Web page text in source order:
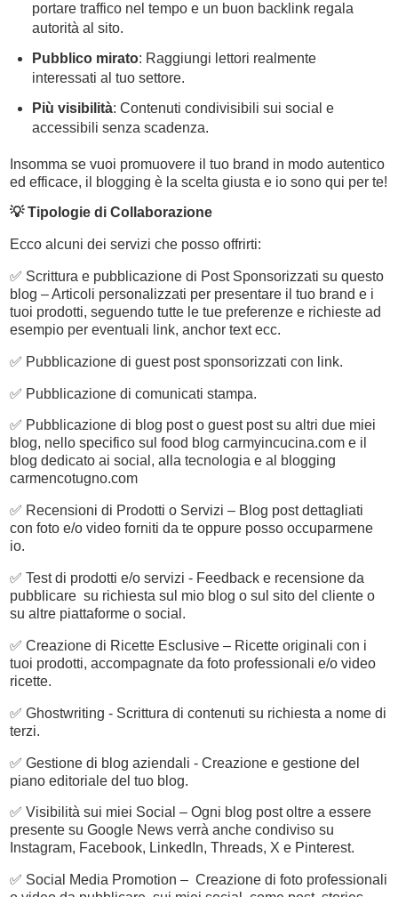
portare traffico nel tempo e un buon backlink regala
autorità al sito.
Pubblico mirato: Raggiungi lettori realmente
interessati al tuo settore.
Più visibilità: Contenuti condivisibili sui social e
accessibili senza scadenza.
Insomma se vuoi promuovere il tuo brand in modo autentico
ed efficace, il blogging è la scelta giusta e io sono qui per te!
💡 Tipologie di Collaborazione
Ecco alcuni dei servizi che posso offrirti:
✅ Scrittura e pubblicazione di Post Sponsorizzati su questo
blog – Articoli personalizzati per presentare il tuo brand e i
tuoi prodotti, seguendo tutte le tue preferenze e richieste ad
esempio per eventuali link, anchor text ecc.
✅ Pubblicazione di guest post sponsorizzati con link.
✅ Pubblicazione di comunicati stampa.
✅ Pubblicazione di blog post o guest post su altri due miei
blog, nello specifico sul food blog carmyincucina.com e il
blog dedicato ai social, alla tecnologia e al blogging
carmencotugno.com
✅ Recensioni di Prodotti o Servizi – Blog post dettagliati
con foto e/o video forniti da te oppure posso occuparmene
io.
✅ Test di prodotti e/o servizi - Feedback e recensione da
pubblicare su richiesta sul mio blog o sul sito del cliente o
su altre piattaforme o social.
✅ Creazione di Ricette Esclusive – Ricette originali con i
tuoi prodotti, accompagnate da foto professionali e/o video
ricette.
✅ Ghostwriting - Scrittura di contenuti su richiesta a nome di
terzi.
✅ Gestione di blog aziendali - Creazione e gestione del
piano editoriale del tuo blog.
✅ Visibilità sui miei Social – Ogni blog post oltre a essere
presente su Google News verrà anche condiviso su
Instagram, Facebook, LinkedIn, Threads, X e Pinterest.
✅ Social Media Promotion – Creazione di foto professionali